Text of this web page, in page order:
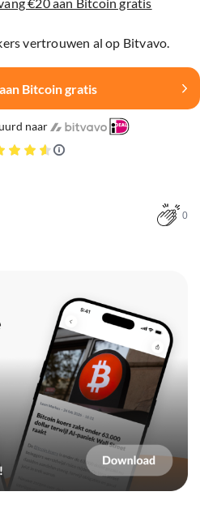
vertrouwen al op Bitvavo.
Bitcoin gratis
naar
0